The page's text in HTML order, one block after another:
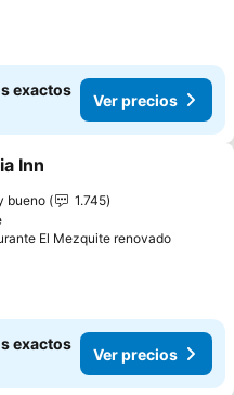
exactos
Ver precios
a favoritos
Inn
bueno
1.745
El Mezquite renovadoVer
exactos
Ver precios